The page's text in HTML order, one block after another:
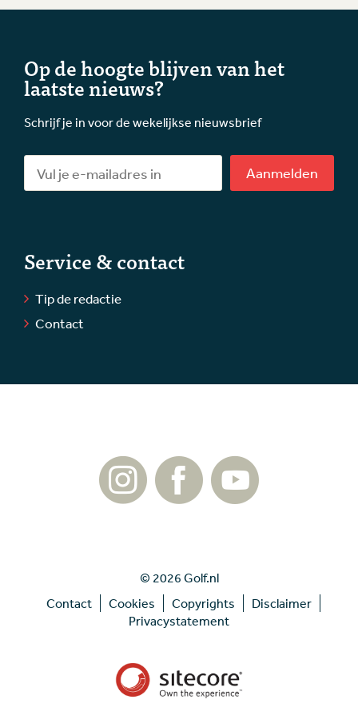
Op de hoogte blijven van het
laatste nieuws?
Schrijf je in voor de wekelijkse nieuwsbrief
Aanmelden
Service & contact
Tip de redactie
Contact
© 2026 Golf.nl
Contact
Cookies Copyrights
Disclaimer
Privacystatement